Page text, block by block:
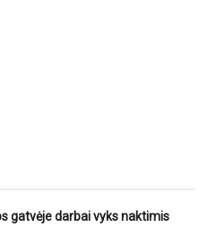
gatvėje darbai vyks naktimis